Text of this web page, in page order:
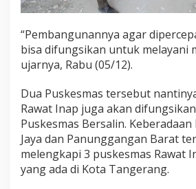
“Pembangunannya agar
bisa difungsikan untuk melayani
ujarnya, Rabu (05/12).
Dua Puskesmas tersebut
Rawat Inap juga akan
Puskesmas Bersalin.
Jaya dan Panunggangan Barat
melengkapi 3 puskesmas Rawat
yang ada di Kota Tangerang.